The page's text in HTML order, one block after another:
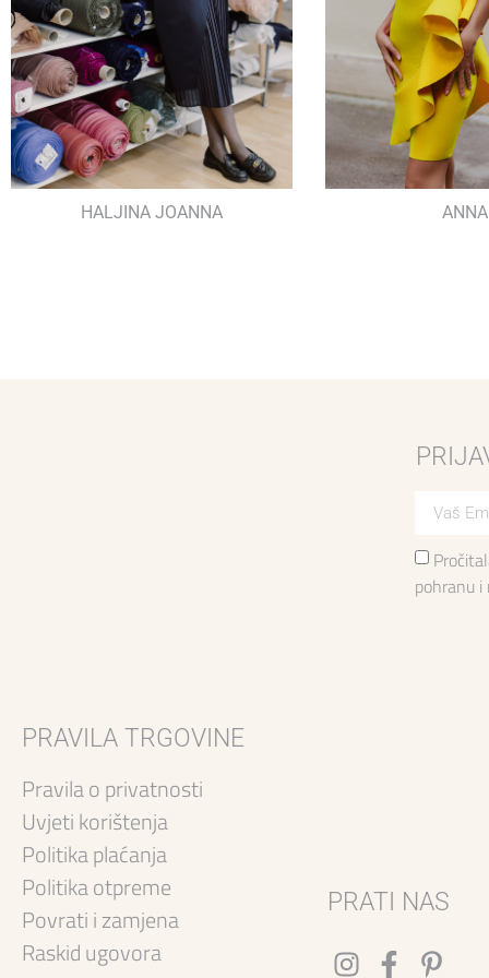
HALJINA JOANNA ANNA
pohranu
PRAVILA TRGOVINE
Pravila o privatnosti
Uvjeti korištenja
Politika plaćanja
Politika otpreme
Povrati i zamjena
Raskid ugovora
PRATI NAS